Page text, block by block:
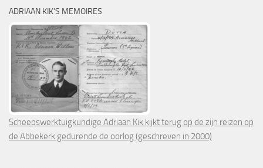
ADRIAAN KIK’S MEMOIRES
Scheepswerktuigkundige Adriaan Kik kijkt terug op de zijn reizen op
de Abbekerk gedurende de oorlog (geschreven in 2000)